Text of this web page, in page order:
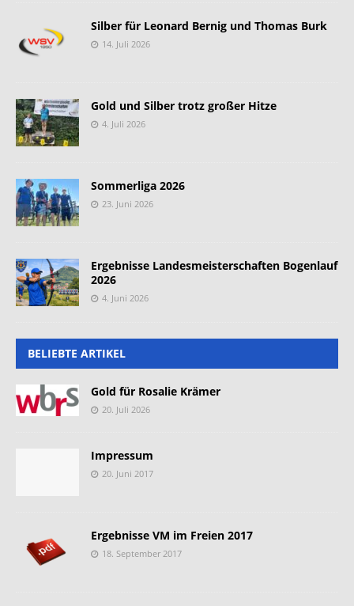
Silber für Leonard Bernig und Thomas Burk
14. Juli 2026
Gold und Silber trotz großer Hitze
4. Juli 2026
Sommerliga 2026
23. Juni 2026
Ergebnisse Landesmeisterschaften Bogenlauf
2026
4. Juni 2026
BELIEBTE ARTIKEL
Gold für Rosalie Krämer
20. Juli 2026
Impressum
20. Juni 2017
Ergebnisse VM im Freien 2017
18. September 2017